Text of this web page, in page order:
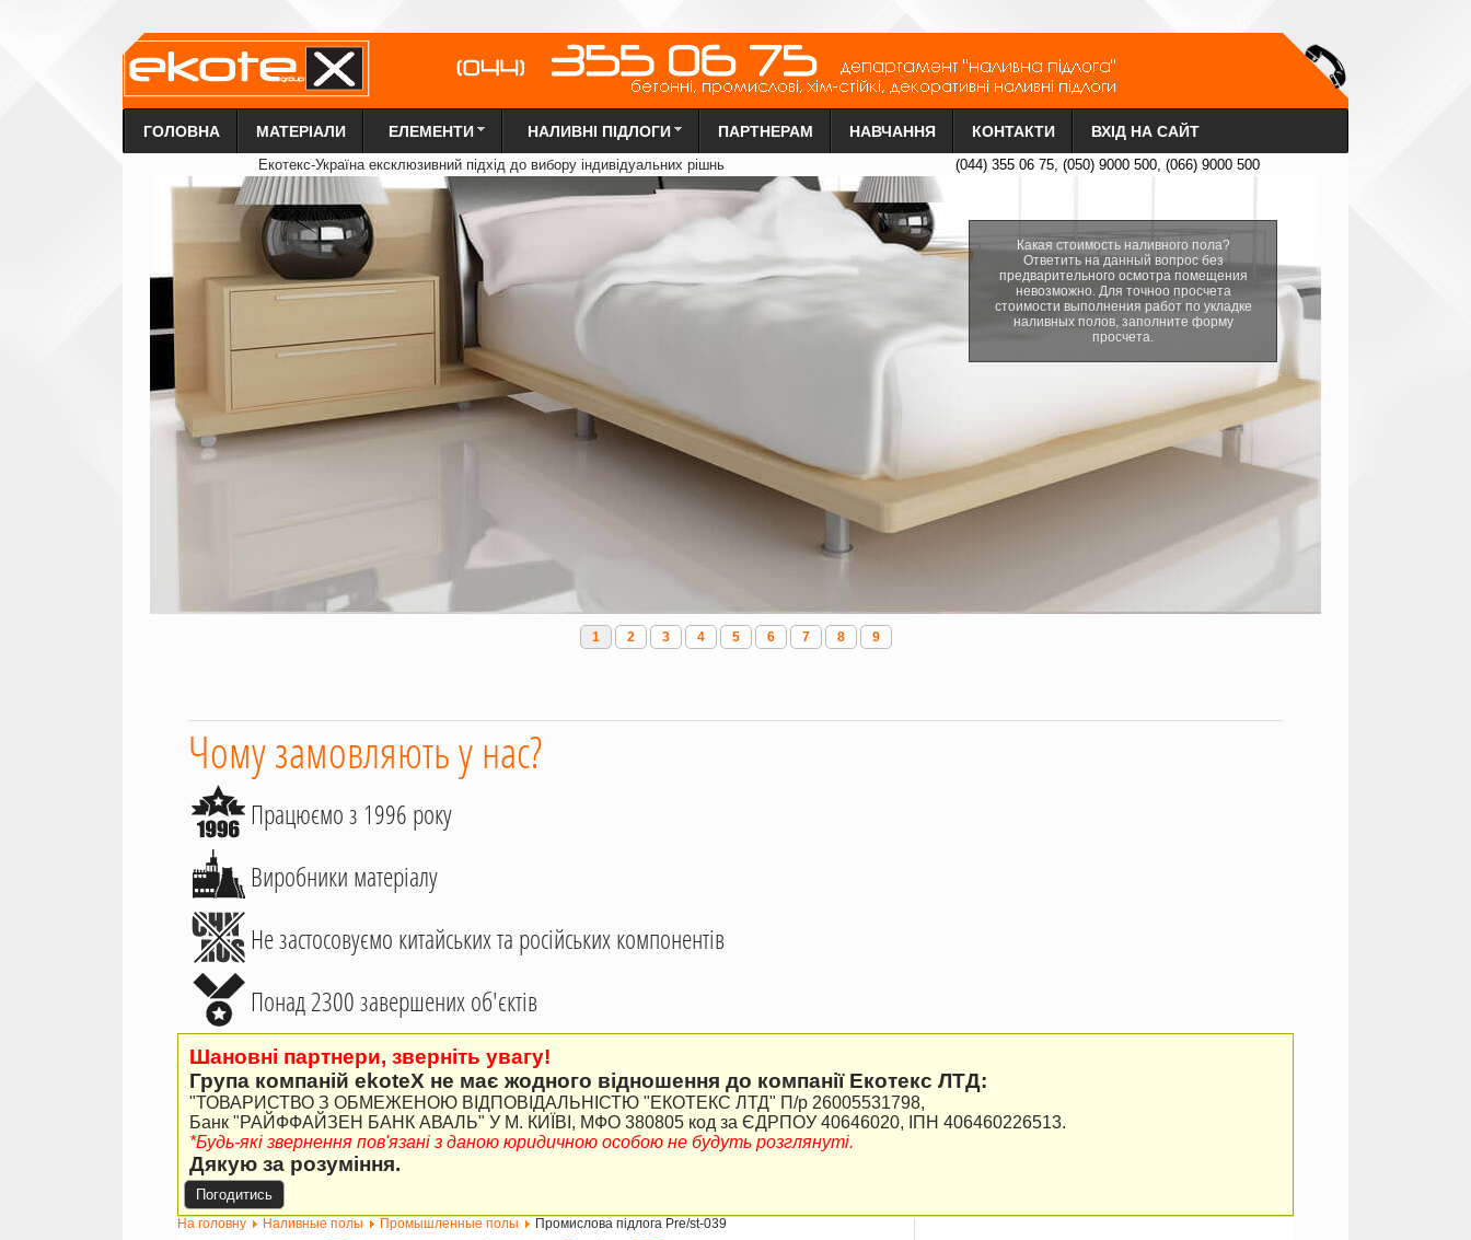
ГОЛОВНА МАТЕРІАЛИ ЕЛЕМЕНТИ НАЛИВНІ ПІДЛОГИ ПАРТНЕРАМ НАВЧАННЯ КОНТАКТИ ВХІД НА САЙТ
Екотекс-Україна ексклюзивний підхід до вибору індивідуальних рішнь (044) 355 06 75, (050) 9000 500, (066) 9000 500
Какая стоимость наливного пола?
Ответить на данный вопрос без
предварительного осмотра помещения
невозможно. Для точноо просчета
стоимости выполнения работ по укладке
наливных полов, заполните форму
просчета.
1 2 3 4 5 6 7 8 9
Чому замовляють у нас?
Працюємо з 1996 року
Виробники матеріалу
Не застосовуємо китайських та російських компонентів
Понад 2300 завершених об'єктів
Шановні партнери, зверніть увагу!
Група компаній ekoteX не має жодного відношення до компанії Екотекс ЛТД:
"ТОВАРИСТВО З ОБМЕЖЕНОЮ ВІДПОВІДАЛЬНІСТЮ "ЕКОТЕКС ЛТД" П/р 26005531798,
Банк "РАЙФФАЙЗЕН БАНК АВАЛЬ" У М. КИЇВІ, МФО 380805 код за ЄДРПОУ 40646020, ІПН 406460226513.
*Будь-які звернення пов'язані з даною юридичною особою не будуть розглянуті.
Дякую за розуміння.
Погодитись
На головну Наливные полы Промышленные полы Промислова підлога Pre/st-039